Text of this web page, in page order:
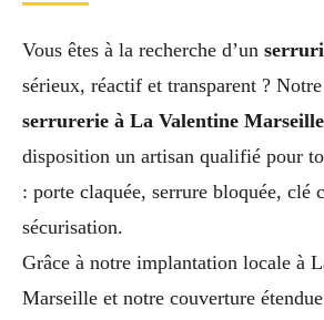
Vous êtes à la recherche d’un
sérieux, réactif et transparent ?
serrurerie à La Valentine Marseille
disposition un artisan qualifié pour
: porte claquée, serrure bloquée, clé
sécurisation.
Grâce à notre implantation locale à
Marseille et notre couverture